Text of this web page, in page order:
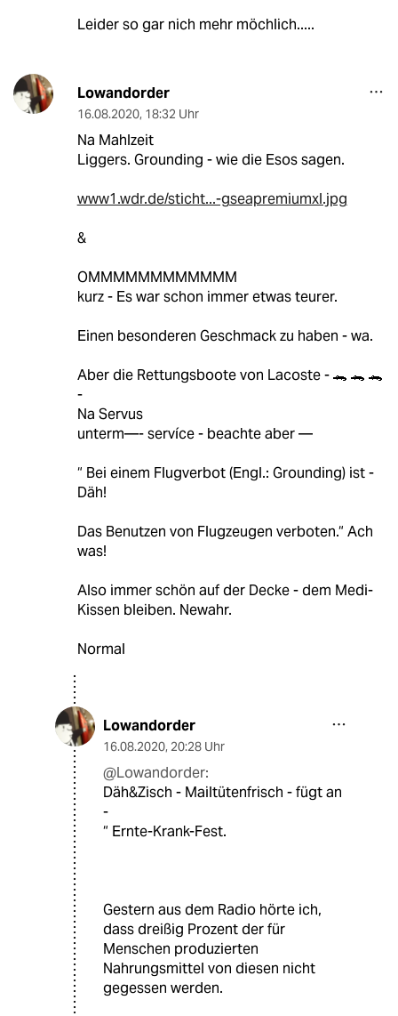
Leider so gar nich mehr möchlich.....
Lowandorder
16.08.2020, 18:32 Uhr
Na Mahlzeit
Liggers. Grounding - wie die Esos sagen.
www1.wdr.de/sticht...-gseapremiumxl.jpg
&
OMMMMMMMMMMMM
kurz - Es war schon immer etwas teurer.
Einen besonderen Geschmack zu haben - wa.
Aber die Rettungsboote von Lacoste - 🐊 🐊 🐊
-
Na Servus
unterm—- servíce - beachte aber —
“ Bei einem Flugverbot (Engl.: Grounding) ist -
Däh!
Das Benutzen von Flugzeugen verboten.“ Ach
was!
Also immer schön auf der Decke - dem Medi-
Kissen bleiben. Newahr.
Normal
Lowandorder
16.08.2020, 20:28 Uhr
@Lowandorder:
Däh&Zisch - Mailtütenfrisch - fügt an
-
“ Ernte-Krank-Fest.
Gestern aus dem Radio hörte ich,
dass dreißig Prozent der für
Menschen produzierten
Nahrungsmittel von diesen nicht
gegessen werden.